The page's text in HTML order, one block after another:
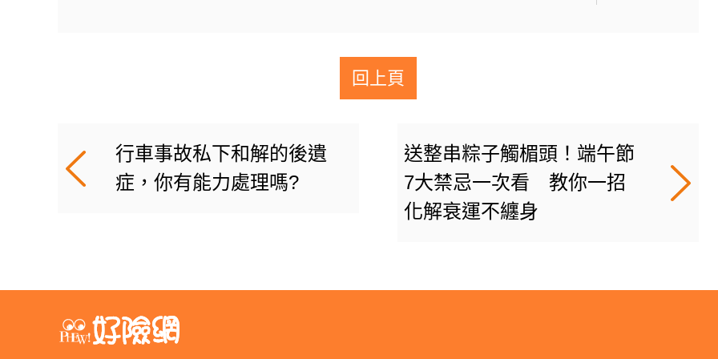
回上頁
行車事故私下和解的後遺
症，你有能力處理嗎?
送整串粽子觸楣頭！端午節
7大禁忌一次看 教你一招
化解衰運不纏身